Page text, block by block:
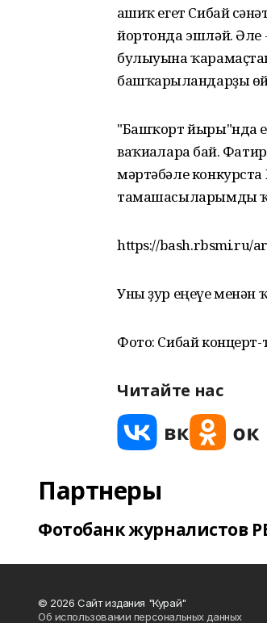
ғашиҡ егет Сибай
йортонда эшләй. Әле
булыуына
башҡарылғандарҙы
"Башҡорт йыры"нда
ваҡиғаларға бай.
мәртәбәле
тамашасыларымды
https://bash.rbsmi.ru/
Уны ҙур еңеүе
Фото: Сибай концерт-
Читайте нас
Партнеры
Фотобанк журналистов
© 2026 Сайт издания "Курай"
Об использовании персональных данных